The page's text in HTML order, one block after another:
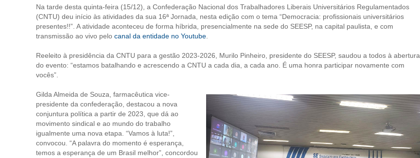
Na tarde desta quinta-feira (15/12), a Confederação Nacional dos Trabalhadores Liberais Universitários Regulamentados
(CNTU) deu início às atividades da sua 16ª Jornada, nesta edição com o tema “Democracia: profissionais universitários
presentes!!”. A atividade aconteceu de forma híbrida, presencialmente na sede do SEESP, na capital paulista, e com
transmissão ao vivo pelo canal da entidade no Youtube
Reeleito à presidência da CNTU para a gestão 2023-2026, Murilo Pinheiro, presidente do SEESP, saudou a todos à abertura
do evento: “estamos batalhando e acrescendo a CNTU a cada dia, a cada ano. É uma honra participar novamente com
vocês”.
Gilda Almeida de Souza, farmacêutica vice-
presidente da confederação, destacou a nova
conjuntura política a partir de 2023, que dá ao
movimento sindical e ao mundo do trabalho
igualmente uma nova etapa. “Vamos à luta!”,
convocou. “A palavra do momento é esperança,
temos a esperança de um Brasil melhor”, concordou